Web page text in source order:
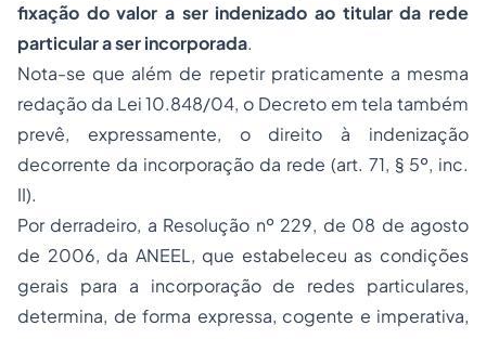
fixação do valor a ser indenizado ao titular da rede
particular a ser incorporada.
Nota-se que além de repetir praticamente a mesma
redação da Lei 10.848/04, o Decreto em tela também
prevê, expressamente, o direito à indenização
decorrente da incorporação da rede (art. 71, § 5º, inc.
II).
Por derradeiro, a Resolução nº 229, de 08 de agosto
de 2006, da ANEEL, que estabeleceu as condições
gerais para a incorporação de redes particulares,
determina, de forma expressa, cogente e imperativa,